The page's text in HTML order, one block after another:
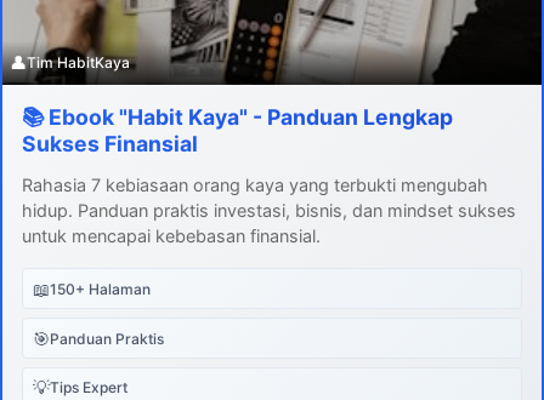
👤Tim HabitKaya
📚 Ebook "Habit Kaya" - Panduan Lengkap
Sukses Finansial
Rahasia 7 kebiasaan orang kaya yang terbukti mengubah
hidup. Panduan praktis investasi, bisnis, dan mindset sukses
untuk mencapai kebebasan finansial.
📖150+ Halaman
🎯Panduan Praktis
💡Tips Expert